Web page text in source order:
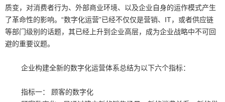
质变，对消费者行为、外部商业环境、以及企业自身的运作模式产生
了革命性的影响。“数字化运营”已经不仅仅是营销、IT，或者供应链
等部门级别的话题，其已经上升到企业高层，成为企业战略中不可回
避的重要议题。
企业构建全新的数字化运营体系总结为以下六个指标：
指标一： 顾客的数字化